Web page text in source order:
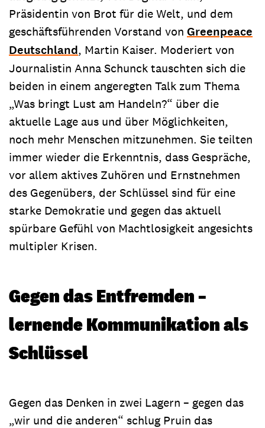
Präsidentin von Brot für die Welt, und dem
geschäftsführenden Vorstand von Greenpeace
Deutschland, Martin Kaiser. Moderiert von
Journalistin Anna Schunck tauschten sich die
beiden in einem angeregten Talk zum Thema
„Was bringt Lust am Handeln?“ über die
aktuelle Lage aus und über Möglichkeiten,
noch mehr Menschen mitzunehmen. Sie teilten
immer wieder die Erkenntnis, dass Gespräche,
vor allem aktives Zuhören und Ernstnehmen
des Gegenübers, der Schlüssel sind für eine
starke Demokratie und gegen das aktuell
spürbare Gefühl von Machtlosigkeit angesichts
multipler Krisen.
Gegen das Entfremden –
lernende Kommunikation als
Schlüssel
Gegen das Denken in zwei Lagern – gegen das
„wir und die anderen“ schlug Pruin das